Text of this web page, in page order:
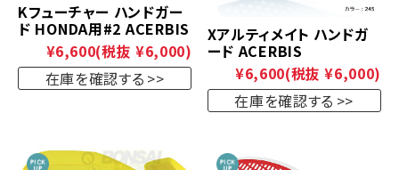
Kフューチャー ハンドガー
ド HONDA用#2 ACERBIS
¥6,600(税抜 ¥6,000)
在庫を確認する
Xアルティメイト ハンドガ
ード ACERBIS
¥6,600(税抜 ¥6,000)
在庫を確認する